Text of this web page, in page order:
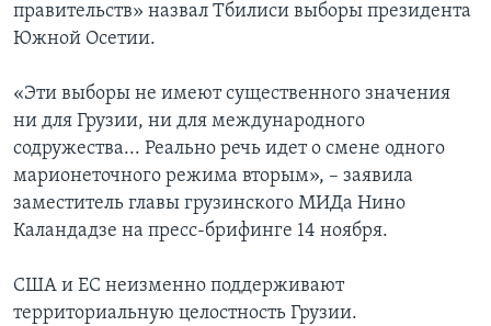
правительств» назвал Тбилиси выборы президента
Южной Осетии.
«Эти выборы не имеют существенного значения
ни для Грузии, ни для международного
содружества... Реально речь идет о смене одного
марионеточного режима вторым», – заявила
заместитель главы грузинского МИДа Нино
Каландадзе на пресс-брифинге 14 ноября.
США и ЕС неизменно поддерживают
территориальную целостность Грузии.